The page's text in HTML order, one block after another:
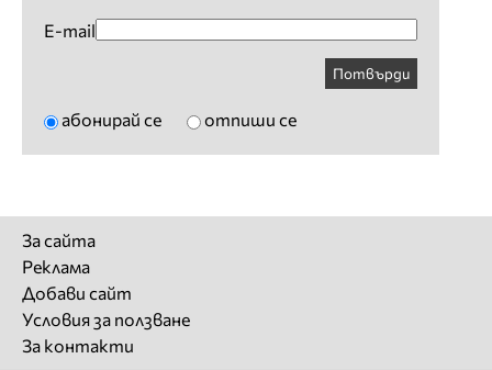
E-mail
Потвърди
абонирай се отпиши се
За сайта
Реклама
Добави сайт
Условия за ползване
За контакти